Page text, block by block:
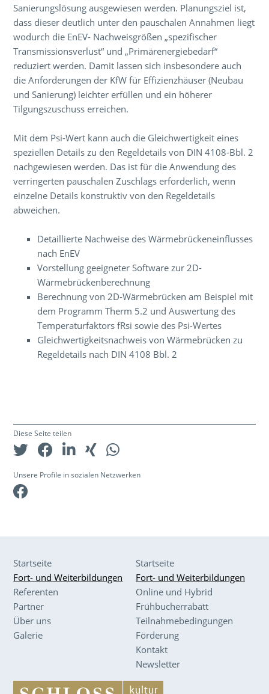
Sanierungslösung ausgewiesen werden. Planungsziel ist,
dass dieser deutlich unter den pauschalen Annahmen liegt
wodurch die EnEV- Nachweisgrößen „spezifischer
Transmissionsverlust“ und „Primärenergiebedarf“
reduziert werden. Damit lassen sich insbesondere auch
die Anforderungen der KfW für Effizienzhäuser (Neubau
und Sanierung) leichter erfüllen und ein höherer
Tilgungszuschuss erreichen.
Mit dem Psi-Wert kann auch die Gleichwertigkeit eines
speziellen Details zu den Regeldetails von DIN 4108-Bbl. 2
nachgewiesen werden. Das ist für die Anwendung des
verringerten pauschalen Zuschlags erforderlich, wenn
einzelne Details konstruktiv von den Regeldetails
abweichen.
Detaillierte Nachweise des Wärmebrückeneinflusses
nach EnEV
Vorstellung geeigneter Software zur 2D-
Wärmebrückenberechnung
Berechnung von 2D-Wärmebrücken am Beispiel mit
dem Programm Therm 5.2 und Auswertung des
Temperaturfaktors fRsi sowie des Psi-Wertes
Gleichwertigkeitsnachweis von Wärmebrücken zu
Regeldetails nach DIN 4108 Bbl. 2
Diese Seite teilen
Unsere Profile in sozialen Netzwerken
Startseite
Fort- und Weiterbildungen
Referenten
Partner
Über uns
Galerie
Startseite
Fort- und Weiterbildungen
Online und Hybrid
Frühbucherrabatt
Teilnahmebedingungen
Förderung
Kontakt
Newsletter